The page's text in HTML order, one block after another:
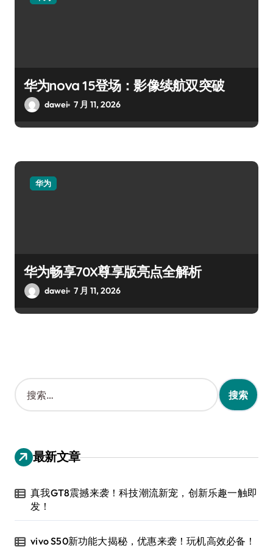
华为nova 15登场：影像续航双突破
dawei 7 月 11, 2026
华为
华为畅享70X尊享版亮点全解析
dawei 7 月 11, 2026
搜
索
：
最新文章
真我GT8震撼来袭！科技潮流新宠，创新乐趣一触即
发！
vivo S50新功能大揭秘，优惠来袭！玩机高效必备！